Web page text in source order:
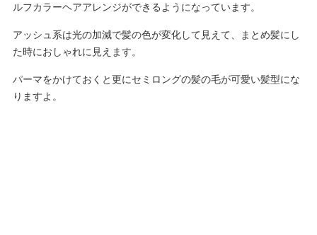
ルフカラーヘアアレンジができるようになっています。
アッシュ系は光の加減で髪の色が変化して見えて、まとめ髪にし
た時におしゃれに見えます。
パーマをかけておくと更にセミロングの髪の毛が可愛い髪型にな
りますよ。